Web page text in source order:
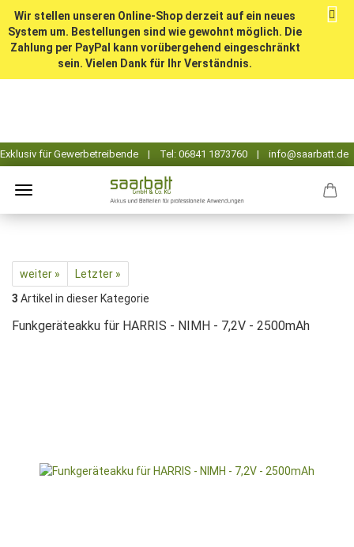
Wir stellen unseren Online-Shop derzeit auf ein neues
System um. Bestellungen sind wie gewohnt möglich. Die
Zahlung per PayPal kann vorübergehend eingeschränkt
sein. Vielen Dank für Ihr Verständnis.
weiter »
Letzter »
3 Artikel in dieser Kategorie
Funkgeräteakku für HARRIS - NIMH - 7,2V - 2500mAh